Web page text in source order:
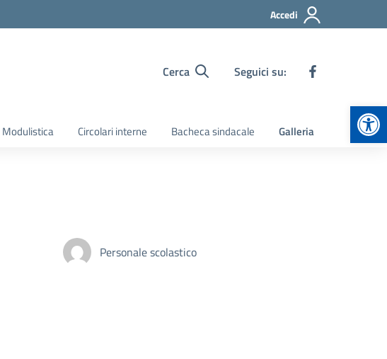
Accedi
Cerca Seguici su:
Modulistica Circolari interne Bacheca sindacale Galleria
Personale scolastico